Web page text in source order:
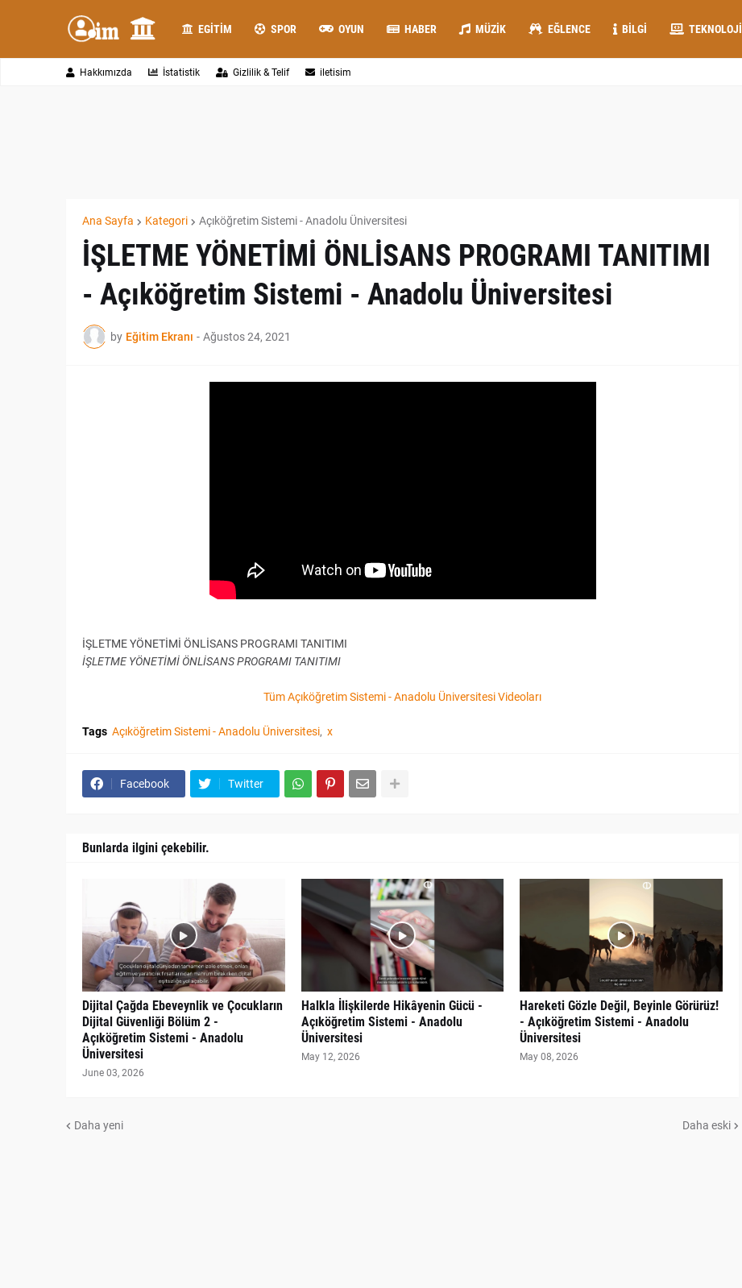
EGITIM SPOR OYUN HABER MÜZIK EĞLENCE BILGI TEKNOLOJI
Hakkımızda İstatistik Gizlilik & Telif iletisim
Ana Sayfa Kategori Açıköğretim Sistemi - Anadolu Üniversitesi
İŞLETME YÖNETİMİ ÖNLİSANS PROGRAMI TANITIMI
- Açıköğretim Sistemi - Anadolu Üniversitesi
by Eğitim Ekranı - Ağustos 24, 2021
İŞLETME YÖNETİMİ ÖNLİSANS PROGRAMI TANITIMI
İŞLETME YÖNETİMİ ÖNLİSANS PROGRAMI TANITIMI
Tüm Açıköğretim Sistemi - Anadolu Üniversitesi Videoları
Tags Açıköğretim Sistemi - Anadolu Üniversitesi x
Facebook Twitter
Bunlarda ilgini çekebilir.
Dijital Çağda Ebeveynlik ve Çocukların
Dijital Güvenliği Bölüm 2 -
Açıköğretim Sistemi - Anadolu
Üniversitesi
June 03, 2026
Halkla İlişkilerde Hikâyenin Gücü -
Açıköğretim Sistemi - Anadolu
Üniversitesi
May 12, 2026
Hareketi Gözle Değil, Beyinle Görürüz!
- Açıköğretim Sistemi - Anadolu
Üniversitesi
May 08, 2026
Daha yeni Daha eski